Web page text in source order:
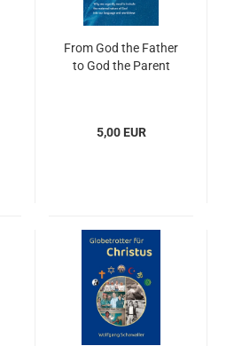
From God the Father
to God the Parent
5,00 EUR